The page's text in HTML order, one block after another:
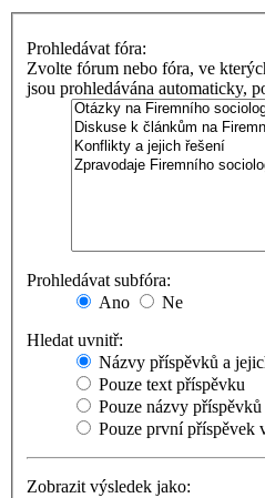
Prohledávat fóra:
Zvolte fórum nebo fóra, ve
jsou prohledávána automaticky,
Prohledávat subfóra:
Ano
Ne
Hledat uvnitř:
Názvy příspěvků a
Pouze text příspěvku
Pouze názvy příspěvků
Pouze první příspěvek
Zobrazit výsledek jako: